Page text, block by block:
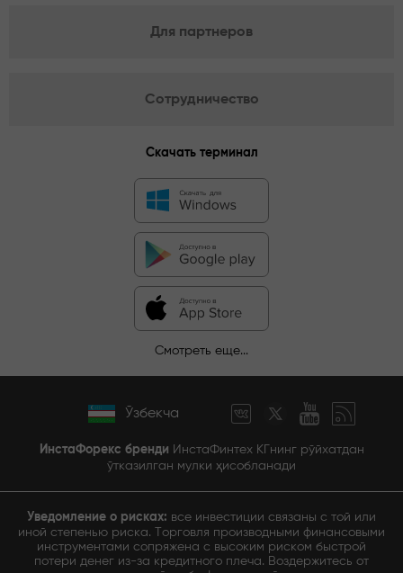
Для партнеров
Сотрудничество
Скачать терминал
Смотреть еще...
Ўзбекча
ИнстаФорекс бренди ИнстаФинтех КГнинг рўйхатдан
ўтказилган мулки ҳисобланади
Уведомление о рисках: все инвестиции связаны с той или
иной степенью риска. Торговля производными финансовыми
инструментами сопряжена с высоким риском быстрой
потери денег из-за кредитного плеча. Воздержитесь от